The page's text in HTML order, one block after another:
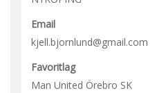
Email
kjell.bjornlund@gmail.com
Favoritlag
Man United Örebro SK